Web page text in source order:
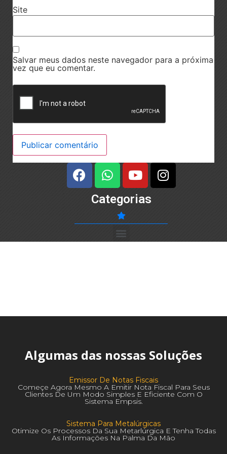
Site
Salvar meus dados neste navegador para a próxima
vez que eu comentar.
Categorias
Algumas das nossas Soluções
Emissor De Notas Fiscais
Começe Agora Mesmo A Emitir Nota Fiscal Para Seus
Clientes De Um Modo Simples E Eficiente Com O
Sistema Empsis.
Sistema Para Metalúrgicas
Otimize Os Processos Da Sua Metarlúrgica E Tenha Todas
As Informações Na Palma Da Mão